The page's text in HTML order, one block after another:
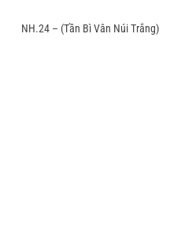
NH.24 – (Tần Bì Vân Núi Trắng)